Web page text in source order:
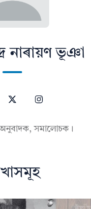
নাৰায়ণ ভূঞা
অনুবাদক, সমালোচক।